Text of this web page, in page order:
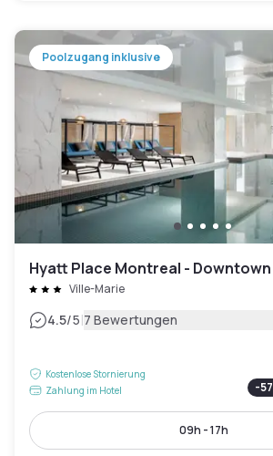
Poolzugang inklusive
Hyatt Place Montreal - Downtown
Ville-Marie
4.5/5|7 Bewertungen
Kostenlose Stornierung
Zahlung im Hotel
-57
09h - 17h